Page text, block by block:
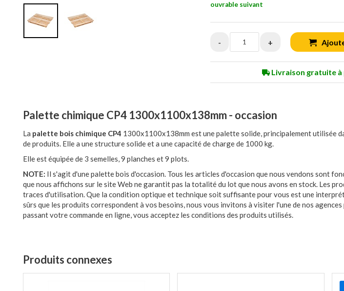
ouvrable suivant
- +
Livraison gratuite à
Palette chimique CP4 1300x1100x138mm - occasion
La palette bois chimique CP4 1300x1100x138mm est une palette solide, principalement utilisée
de produits. Elle a une structure solide et a une capacité de charge de 1000 kg.
Elle est équipée de 3 semelles, 9 planches et 9 plots.
NOTE: Il s'agit d'une palette bois d'occasion. Tous les articles d'occasion que nous vendons sont
que nous affichons sur le site Web ne garantit pas la totalité du lot que nous avons en stock. Les
traces d'utilisation. Que la condition optique et technique soit suffisante pour vous est une
sûrs que les produits correspondent à vos besoins, nous vous invitons à visiter l'une de nos
passant votre commande en ligne, vous acceptez les conditions des produits utilisés.
Produits connexes